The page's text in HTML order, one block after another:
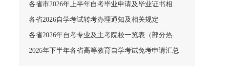
各省市2026年上半年自考毕业申请及毕业证书相关安排汇总
各省2026自学考试转考办理通知及相关规定
各省2026年自考专业及主考院校一览表（部分热门专业）
2026年下半年各省高等教育自学考试免考申请汇总